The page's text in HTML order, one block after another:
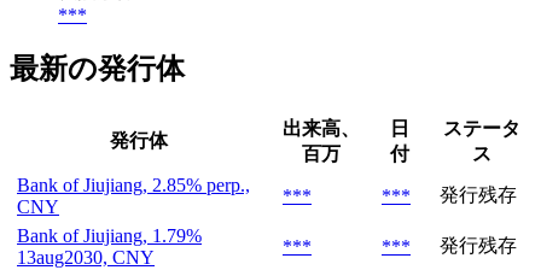
***
最新の発行体
発行体
出来高、
百万
日
付
ステータ
ス
Bank of Jiujiang, 2.85% perp.,
CNY
*** ***
発行残存
Bank of Jiujiang, 1.79%
13aug2030, CNY
*** ***
発行残存